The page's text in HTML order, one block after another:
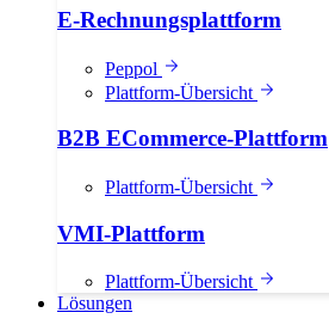
E-Rechnungsplattform
Peppol
Plattform-Übersicht
B2B ECommerce-Plattform
Plattform-Übersicht
VMI-Plattform
Plattform-Übersicht
Lösungen